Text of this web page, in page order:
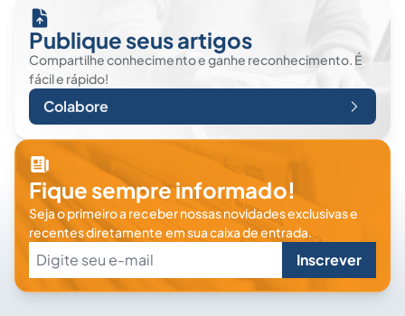
Publique seus artigos
Compartilhe conhecimento e ganhe reconhecimento. É
fácil e rápido!
Colabore
Fique sempre informado!
Seja o primeiro a receber nossas novidades exclusivas e
recentes diretamente em sua caixa de entrada.
Inscrever